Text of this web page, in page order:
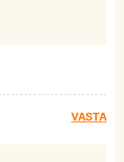
VASTA